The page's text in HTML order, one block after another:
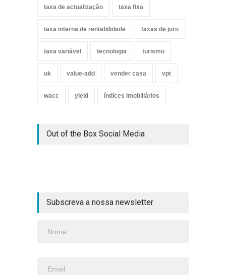
taxa de actualização taxa fixa
taxa interna de rentabilidade taxas de juro
taxa variável tecnologia turismo
uk value-add vender casa vpt
wacc yield índices imobiliários
Out of the Box Social Media
Subscreva a nossa newsletter